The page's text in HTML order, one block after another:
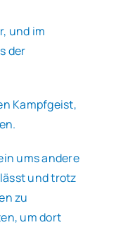
und im
der
Kampfgeist,
ums andere
und trotz
zu
um dort